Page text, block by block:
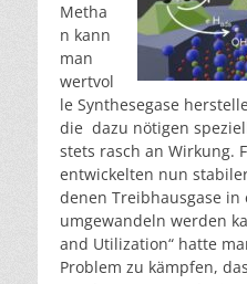
Metha
n kann
man
wertvol
le Synthesegase
die dazu nötigen
stets rasch an Wirkung.
entwickelten nun
denen Treibhausgase in
umgewandeln werden
and Utilization“ hatte
Problem zu kämpfen,